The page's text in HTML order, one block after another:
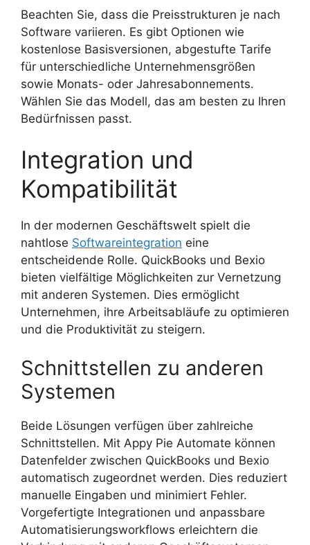
Beachten Sie, dass die Preisstrukturen je nach
Software variieren. Es gibt Optionen wie
kostenlose Basisversionen, abgestufte Tarife
für unterschiedliche Unternehmensgrößen
sowie Monats- oder Jahresabonnements.
Wählen Sie das Modell, das am besten zu Ihren
Bedürfnissen passt.
Integration und
Kompatibilität
In der modernen Geschäftswelt spielt die
nahtlose Softwareintegration eine
entscheidende Rolle. QuickBooks und Bexio
bieten vielfältige Möglichkeiten zur Vernetzung
mit anderen Systemen. Dies ermöglicht
Unternehmen, ihre Arbeitsabläufe zu optimieren
und die Produktivität zu steigern.
Schnittstellen zu anderen
Systemen
Beide Lösungen verfügen über zahlreiche
Schnittstellen. Mit Appy Pie Automate können
Datenfelder zwischen QuickBooks und Bexio
automatisch zugeordnet werden. Dies reduziert
manuelle Eingaben und minimiert Fehler.
Vorgefertigte Integrationen und anpassbare
Automatisierungsworkflows erleichtern die